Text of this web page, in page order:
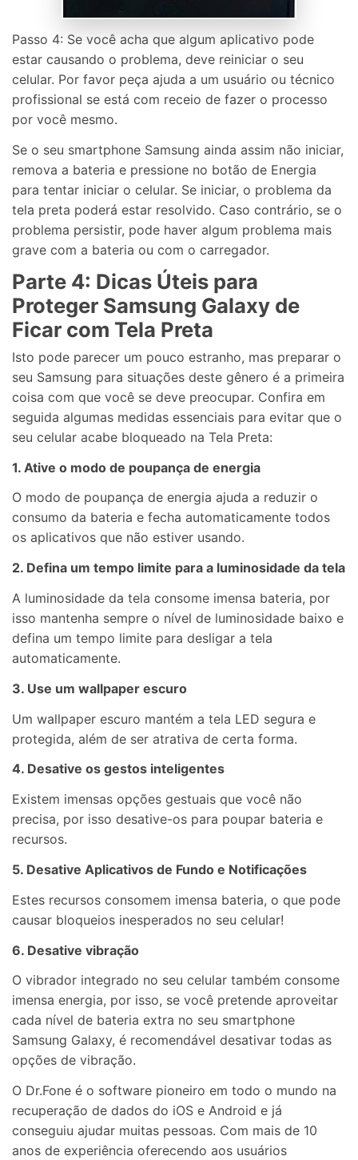
Passo 4: Se você acha que algum aplicativo pode
estar causando o problema, deve reiniciar o seu
celular. Por favor peça ajuda a um usuário ou técnico
profissional se está com receio de fazer o processo
por você mesmo.
Se o seu smartphone Samsung ainda assim não iniciar,
remova a bateria e pressione no botão de Energia
para tentar iniciar o celular. Se iniciar, o problema da
tela preta poderá estar resolvido. Caso contrário, se o
problema persistir, pode haver algum problema mais
grave com a bateria ou com o carregador.
Parte 4: Dicas Úteis para
Proteger Samsung Galaxy de
Ficar com Tela Preta
Isto pode parecer um pouco estranho, mas preparar o
seu Samsung para situações deste gênero é a primeira
coisa com que você se deve preocupar. Confira em
seguida algumas medidas essenciais para evitar que o
seu celular acabe bloqueado na Tela Preta:
1. Ative o modo de poupança de energia
O modo de poupança de energia ajuda a reduzir o
consumo da bateria e fecha automaticamente todos
os aplicativos que não estiver usando.
2. Defina um tempo limite para a luminosidade da tela
A luminosidade da tela consome imensa bateria, por
isso mantenha sempre o nível de luminosidade baixo e
defina um tempo limite para desligar a tela
automaticamente.
3. Use um wallpaper escuro
Um wallpaper escuro mantém a tela LED segura e
protegida, além de ser atrativa de certa forma.
4. Desative os gestos inteligentes
Existem imensas opções gestuais que você não
precisa, por isso desative-os para poupar bateria e
recursos.
5. Desative Aplicativos de Fundo e Notificações
Estes recursos consomem imensa bateria, o que pode
causar bloqueios inesperados no seu celular!
6. Desative vibração
O vibrador integrado no seu celular também consome
imensa energia, por isso, se você pretende aproveitar
cada nível de bateria extra no seu smartphone
Samsung Galaxy, é recomendável desativar todas as
opções de vibração.
O Dr.Fone é o software pioneiro em todo o mundo na
recuperação de dados do iOS e Android e já
conseguiu ajudar muitas pessoas. Com mais de 10
anos de experiência oferecendo aos usuários